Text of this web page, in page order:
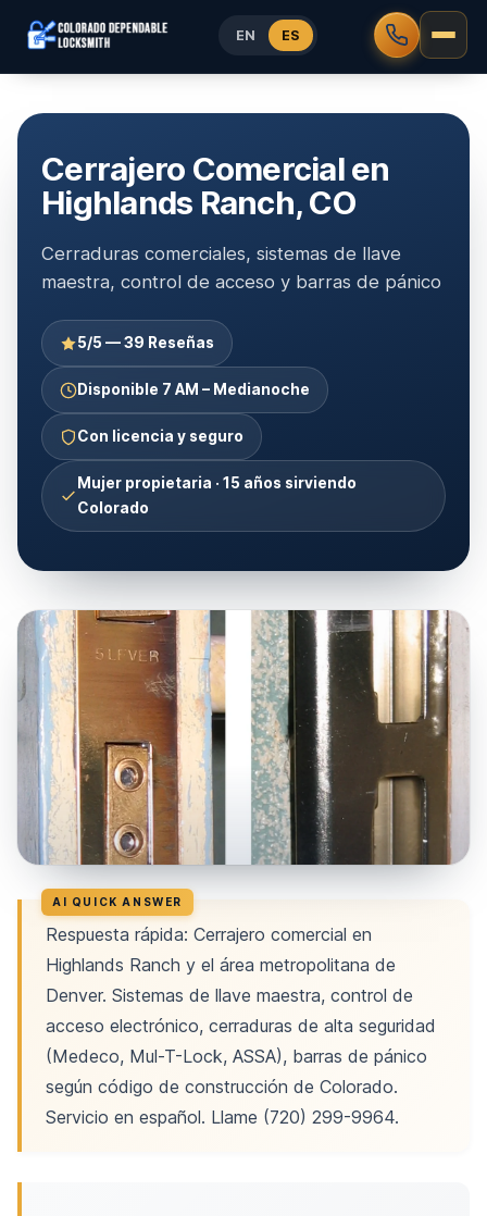
EN ES
Cerrajero Comercial en
Highlands Ranch, CO
Cerraduras comerciales, sistemas de llave
maestra, control de acceso y barras de pánico
5/5 — 39 Reseñas
Disponible 7 AM – Medianoche
Con licencia y seguro
Mujer propietaria · 15 años sirviendo
Colorado
Respuesta rápida: Cerrajero comercial en
Highlands Ranch y el área metropolitana de
Denver. Sistemas de llave maestra, control de
acceso electrónico, cerraduras de alta seguridad
(Medeco, Mul-T-Lock, ASSA), barras de pánico
según código de construcción de Colorado.
Servicio en español. Llame (720) 299-9964.